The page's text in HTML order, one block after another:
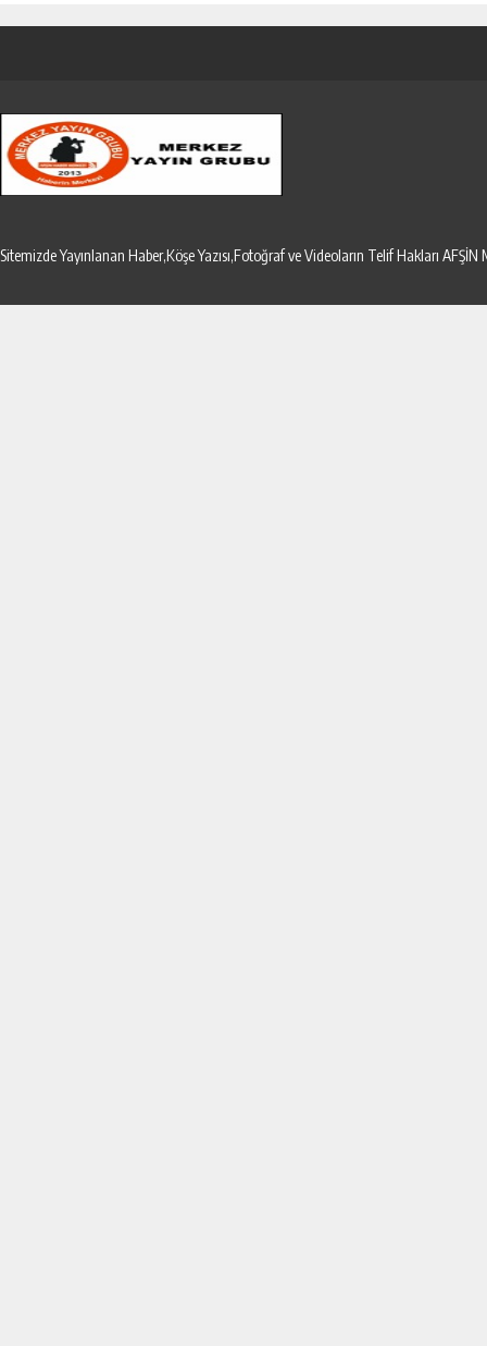
Sitemizde Yayınlanan Haber,Köşe Yazısı,Fotoğraf ve Videoların Telif Hakları